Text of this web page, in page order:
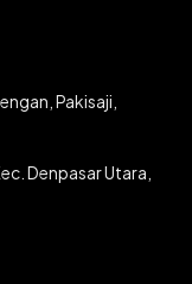
Pakisaji,
Denpasar Utara,